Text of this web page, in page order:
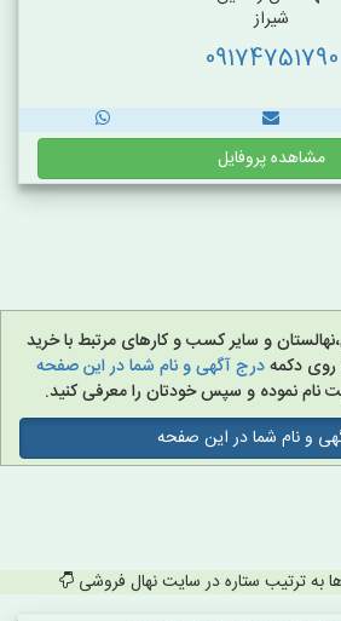
شیراز
09174751790
مشاهده پروفایل
و سایر کسب و کارهای مرتبط با خرید
روی دکمهدرج آگهی و نام شما در این صفحه
نام نموده و سپس خودتان را معرفی کنید.
و نام شما در این صفحه
به ترتیب ستاره در سایت نهال فروشی